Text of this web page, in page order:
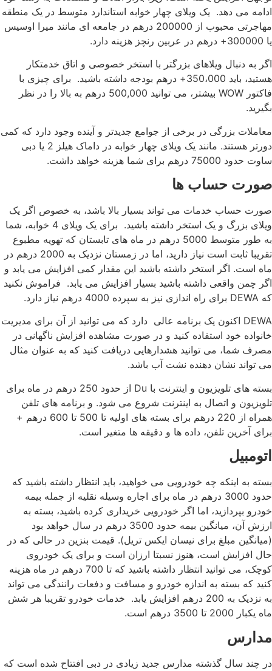
ادامه می دهد. یک ویلای چهار خوابه استاندارد متوسط در یک منطقه
مهاجرتی محبوب از 200000 درهم در جامعه ای مانند میرا اوسیس
یا 300000+ درهم در عربین رنچز هزینه دارد.
اگر به دنبال ویلاهای بزرگتر با استخر خصوصی و اتاق خدمتکار
هستید، باید 350،000+ درهم بودجه داشته باشید. برای چیزی با
فاکتور WOW بیشتر، می توانید 500,000 درهم به بالا را در نظر
بگیرید.
معاملات بزرگی در برخی از جوامع جدیدتر و آینده وجود دارد که کمی
دورتر هستند. مانند یک ویلای چهار خوابه در داماک هیلز 2 یا دبی
ساوت حدود 75000 درهم برای شما هزینه خواهد داشت.
صورت حساب ها
صورت حساب خدمات می تواند بسیار بالا باشد، به خصوص اگر یک
ویلای بزرگ و یک استخر داشته باشید. برای یک ویلای 4 خوابه، شما
به طور متوسط 5000 درهم در ماه های تابستان که تهویه مطبوع
تقریبا ثابت است نیاز دارید، اما در زمستان نزدیک به 2000 درهم در
ماه است. اگر استخر داشته باشید این مقدار کمی افزایش می یابد و
اگر چمن واقعی داشته باشید بسیار افزایش می یابد. فراموش نکنید
که DEWA برای راه اندازی نیز به سپرده 4000 درهم نیاز دارد.
DEWA اکنون یک برنامه عالی دارد که می توانید از آن برای مدیریت
خانواده خود استفاده کنید و در صورت مشاهده افزایش ناگهانی در
مصرف شما، می توانید هشدارهایی دریافت کنید که به عنوان مثال
می تواند نشان دهنده نشت آب باشد.
بسته های تلویزیون و اینترنت با Du از حدود 250 درهم در ماه برای
تلویزیون و اتصال به اینترنت شروع می شود. و برنامه های تلفن
همراه از 220 درهم برای بسته های اولیه تا 500 تا 600 درهم +
برای آخرین تلفن، داده ها و دقیقه ها متغیر است.
اتومبیل
بسته به اینکه چه خودرویی می خواهید، باید انتظار داشته باشید که
حدود 3000 درهم در ماه برای اجاره وسیله نقلیه از جمله بیمه
خودرو بپردازید، اما اگر خودرویی خریداری کرده باشید، بسته به
ارزش آن، میانگین بیمه حدود 3500 درهم در سال خواهد بود
(میانگین مبلغ برای نیسان ایکس تریل). قیمت بنزین در حالی که در
حال افزایش است، هنوز نسبتا ارزان است و برای یک خودروی
کوچک، می توانید انتظار داشته باشید که تا 700 درهم در ماه هزینه
کنید که بسته به اندازه خودرو و مسافت و دفعات رانندگی می تواند
به نزدیک به 200 درهم افزایش یابد. خدمات خودرو تقریبا هر شش
ماه یکبار 2000 تا 3500 درهم است.
مدارس
در چند سال گذشته مدارس جدید زیادی در دبی افتتاح شده است که